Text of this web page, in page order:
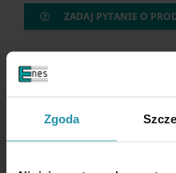
Zgoda
ZADAJ PYTANIE O
Opis
PARAMETRY UŻYTKOWE